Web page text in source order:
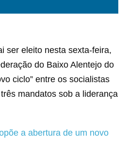
ser eleito nesta sexta-feira,
do Baixo Alentejo do
ciclo” entre os socialistas
mandatos sob a liderança
a abertura de um novo